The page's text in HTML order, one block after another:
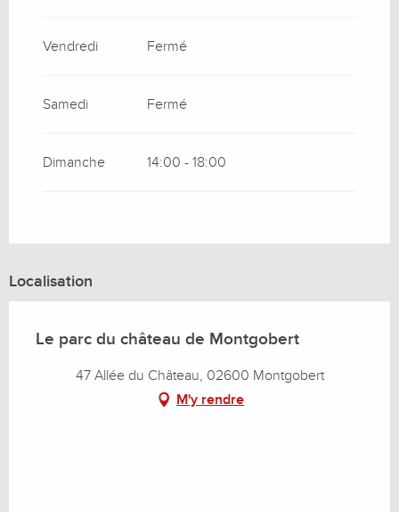
Vendredi Fermé
Samedi Fermé
Dimanche 14:00 - 18:00
Localisation
Le parc du château de Montgobert
47 Allée du Château, 02600 Montgobert
M'y rendre